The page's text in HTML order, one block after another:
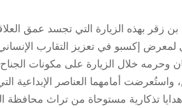
زقر بهذه الزيارة التي تجسد عمق
لمعرض إكسبو في تعزيز التقارب
وحرمه خلال الزيارة على مكونات
الرياض، واستُعرضت أمامهما العناصر
هدايا تذكارية مستوحاة من تراث